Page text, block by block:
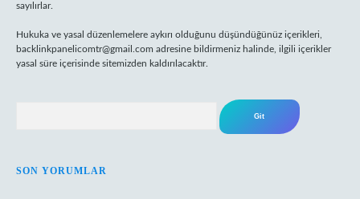
sayılırlar.
Hukuka ve yasal düzenlemelere aykırı olduğunu düşündüğünüz içerikleri,
backlinkpanelicomtr@gmail.com adresine bildirmeniz halinde, ilgili içerikler
yasal süre içerisinde sitemizden kaldırılacaktır.
SON YORUMLAR